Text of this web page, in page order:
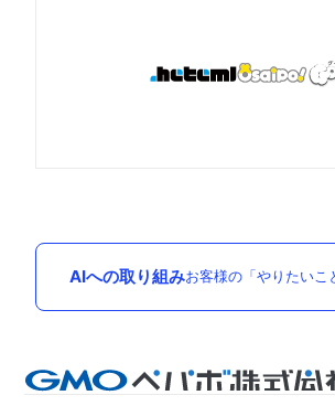
AIへの取り組みお客様の「やりたいこ